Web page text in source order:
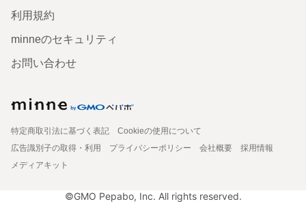
利用規約
minneのセキュリティ
お問い合わせ
特定商取引法に基づく表記
Cookieの使用について
広告識別子の取得・利用
プライバシーポリシー 会社概要
採用情報
メディアキット
©GMO Pepabo, Inc. All rights reserved.